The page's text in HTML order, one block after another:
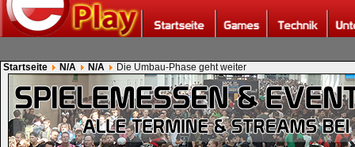
Startseite N/A N/A Die Umbau-Phase geht weiter